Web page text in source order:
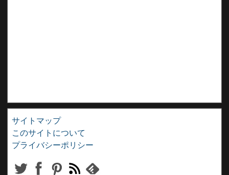
サイトマップ
このサイトについて
プライバシーポリシー